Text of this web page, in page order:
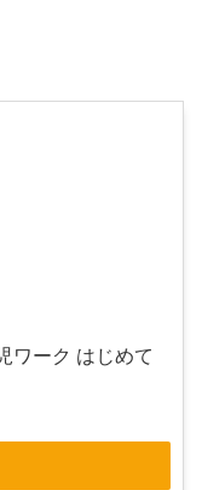
ワーク はじめて